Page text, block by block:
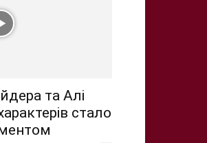
та Алі
стало